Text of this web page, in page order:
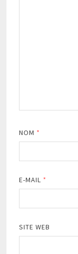
NOM *
E-MAIL *
SITE WEB